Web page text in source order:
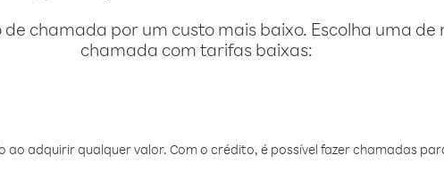
chamada por um custo mais baixo. Escolha uma de
chamada com tarifas baixas:
ao adquirir qualquer valor. Com o crédito, é possível fazer chamadas